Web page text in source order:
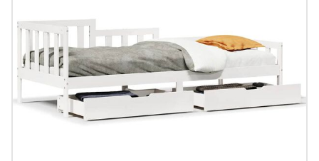
#sharemevidaxl